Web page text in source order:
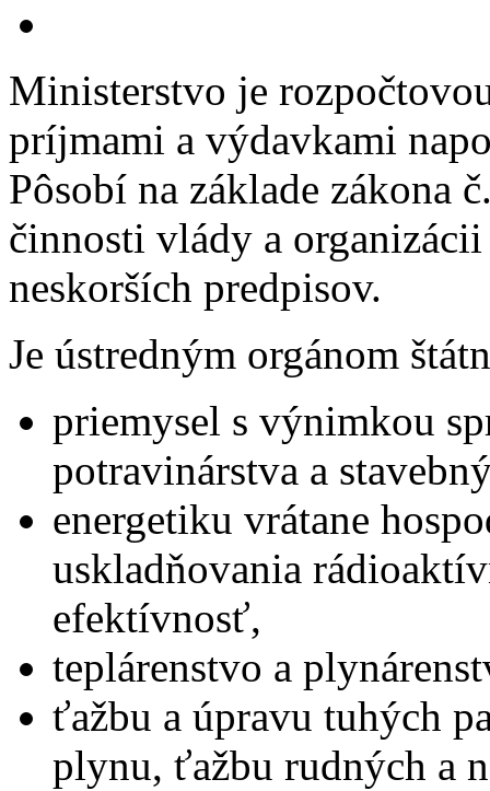
Ministerstvo je
príjmami a výdavkami
Pôsobí na základe zákona
činnosti vlády a
neskorších predpisov.
Je ústredným orgánom
priemysel s výnimkou
potravinárstva a
energetiku vrátane
uskladňovania
efektívnosť,
teplárenstvo a
ťažbu a úpravu tuhých
plynu, ťažbu rudných a